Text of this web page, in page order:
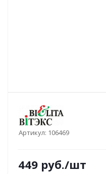
Артикул: 106469
449 руб./шт